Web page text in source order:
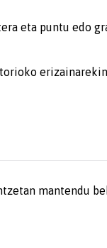
eta puntu edo
mantendu